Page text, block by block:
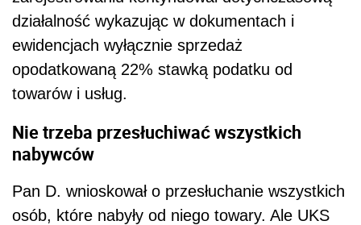
działalność wykazując w dokumentach i
ewidencjach wyłącznie sprzedaż
opodatkowaną 22% stawką podatku od
towarów i usług.
Nie trzeba przesłuchiwać wszystkich
nabywców
Pan D. wnioskował o przesłuchanie wszystkich
osób, które nabyły od niego towary. Ale UKS